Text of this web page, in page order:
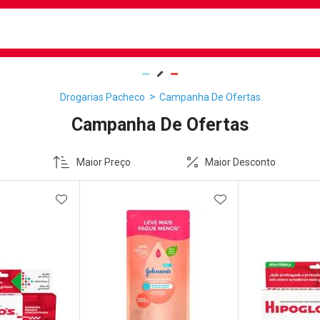
Drogarias Pacheco Campanha De Ofertas
Campanha De Ofertas
Maior Preço Maior Desconto
ADICIONAR AOS FAVORITOSADICIONAR AOS